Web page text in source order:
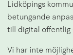
Lidköpings
betungande
till digital offentlig
Vi har inte